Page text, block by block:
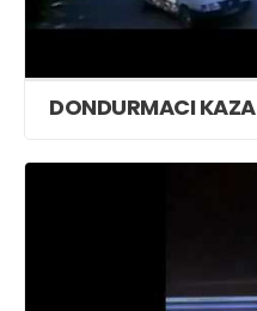
DONDURMACI KAZA